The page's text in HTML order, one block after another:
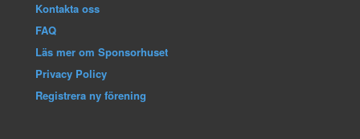
Kontakta oss
FAQ
Läs mer om Sponsorhuset
Privacy Policy
Registrera ny förening